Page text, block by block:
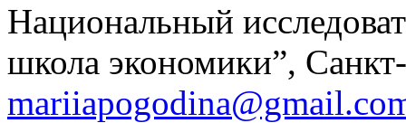
Национальный
школа экономики”,